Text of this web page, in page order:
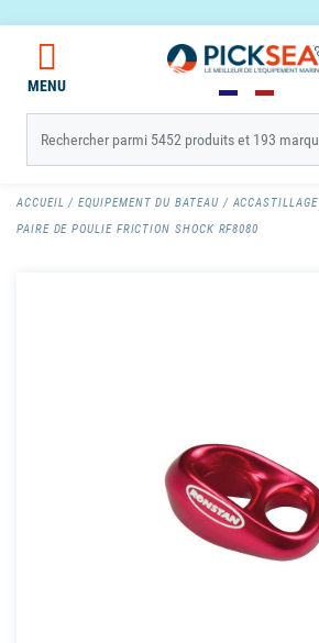
MENU
ACCUEIL EQUIPEMENT DU BATEAU ACCASTILLAGE
PAIRE DE POULIE FRICTION SHOCK RF8080